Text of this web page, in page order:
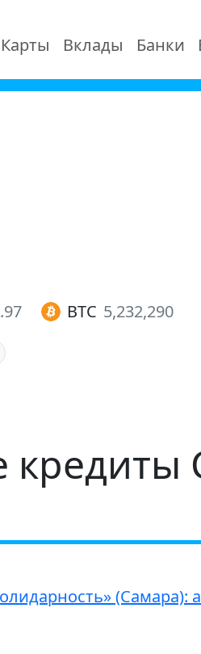
Карты Вклады Банки
BTC 5,232,290
кредиты
(Самара):